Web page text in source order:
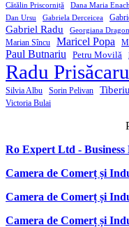
Cătălin Priscorniță
Dana Maria
Dan Ursu
Gabriela Derceicea
Gabriel Radu Georgiana
Marian Sîncu
Maricel Popa
Paul Butnariu Petru Movilă
Radu Prisăcaru
Silvia Albu Sorin Pelivan
Victoria Bulai
Ro Expert Ltd -
Camera de Comerț și
Camera de Comerț și
Camera de Comerț și